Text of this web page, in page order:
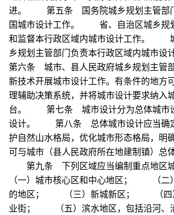
进。 第五条 国务院城乡规划主管部
国城市设计工作。 省、自治区城乡规
和监督本行政区域内城市设计工作。
乡规划主管部门负责本行政区域内城市
第六条 城市、县人民政府城乡规划主管
新技术开展城市设计工作。有条件的地方
理辅助决策系统，并将城市设计要求纳入
台。 第七条 城市设计分为总体城市
设计。 第八条 总体城市设计应当确
护自然山水格局，优化城市形态格局，明
可与城市（县人民政府所在地建制镇）总
第九条 下列区域应当编制重点地
（一）城市核心区和中心地区； （二
的地区； （三）新城新区； （四）
业街； （五）滨水地区，包括沿河、沿